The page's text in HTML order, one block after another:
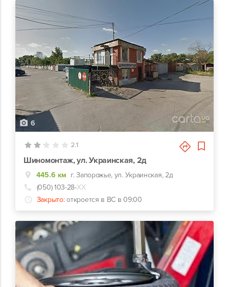
6
2.1
Шиномонтаж, ул. Украинская, 2д
445.6 км г. Запорожье, ул. Украинская, 2д
(050) 103-28-ХХ
Закрыто: откроется в ВС в 09:00